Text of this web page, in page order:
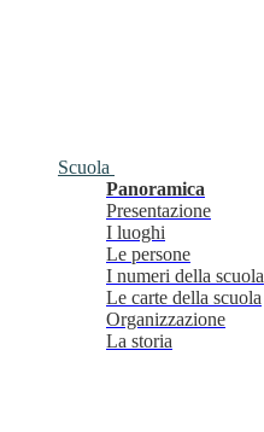
Scuola
Panoramica
Presentazione
I luoghi
Le persone
I numeri della scuola
Le carte della scuola
Organizzazione
La storia